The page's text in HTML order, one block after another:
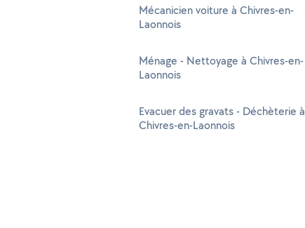
Mécanicien voiture à Chivres-en-
Laonnois
Ménage - Nettoyage à Chivres-en-
Laonnois
Evacuer des gravats - Déchèterie à
Chivres-en-Laonnois